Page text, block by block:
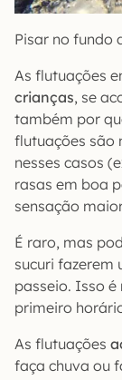
Pisar no fundo
As flutuações
crianças, se
também por
flutuações são
nesses casos
rasas em boa
sensação
É raro, mas
sucuri fazerem
passeio. Isso
primeiro
As flutuações
faça chuva ou